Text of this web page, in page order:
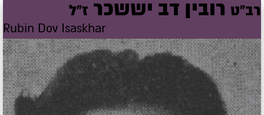
רב"ט רובין דב יששכר ז"ל
Rubin Dov Isaskhar